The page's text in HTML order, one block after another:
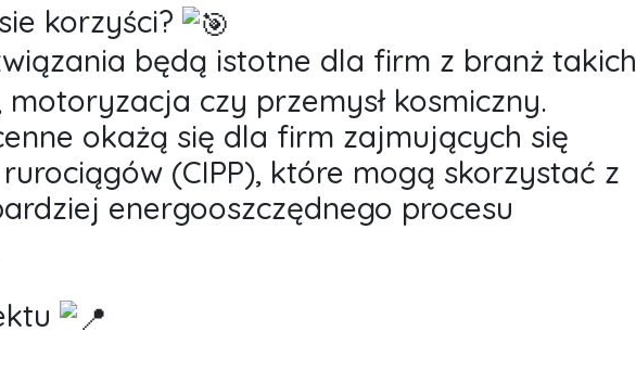
korzyści?
będą istotne dla firm z branż takich
czy przemysł kosmiczny.
okażą się dla firm zajmujących się
(CIPP), które mogą skorzystać z
energooszczędnego procesu